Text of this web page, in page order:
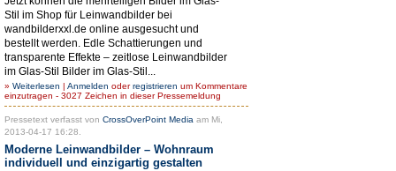
Stil im Shop für Leinwandbilder bei
wandbilderxxl.de online ausgesucht und
bestellt werden. Edle Schattierungen und
transparente Effekte – zeitlose Leinwandbilder
im Glas-Stil Bilder im Glas-Stil...
» Weiterlesen | Anmelden oderregistrieren um Kommentare
einzutragen - 3027 Zeichen in dieser Pressemeldung
Pressetext verfasst von CrossOverPoint Media am Mi,
2013-04-17 16:28.
Moderne Leinwandbilder – Wohnraum
individuell und einzigartig gestalten